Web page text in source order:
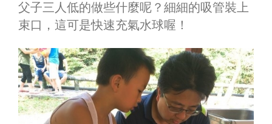
父子三人低的做些什麼呢？細細的吸管裝上
束口，這可是快速充氣水球喔！